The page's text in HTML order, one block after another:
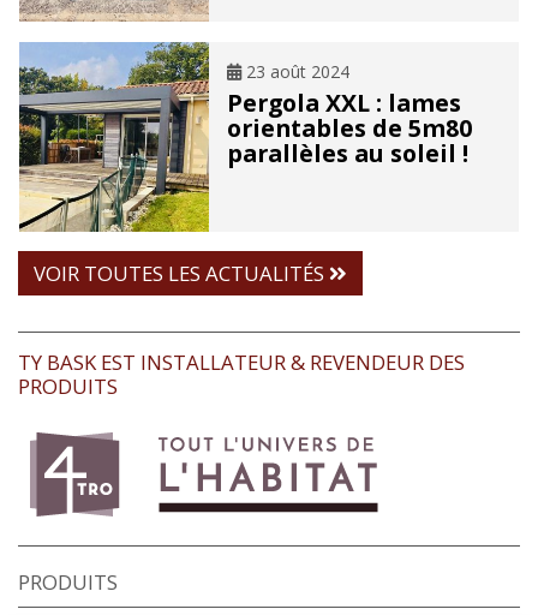
23 août 2024
Pergola XXL : lames
orientables de 5m80
parallèles au soleil !
VOIR TOUTES LES ACTUALITÉS
TY BASK EST INSTALLATEUR & REVENDEUR DES
PRODUITS
PRODUITS